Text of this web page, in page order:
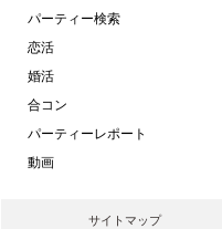
パーティー検索
恋活
婚活
合コン
パーティーレポート
動画
サイトマップ